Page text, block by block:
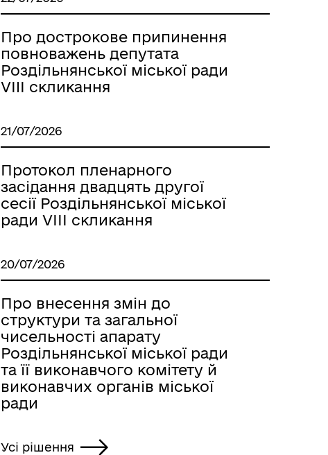
Про дострокове припинення
повноважень депутата
Роздільнянської міської ради
VIII скликання
21/07/2026
Протокол пленарного
засідання двадцять другої
сесії Роздільнянської міської
ради VІІІ скликання
20/07/2026
Про внесення змін до
структури та загальної
чисельності апарату
Роздільнянської міської ради
та її виконавчого комітету й
виконавчих органів міської
ради
Усі рішення